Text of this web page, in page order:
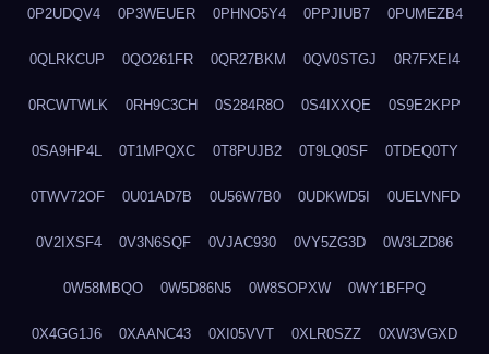
0P2UDQV4 0P3WEUER 0PHNO5Y4 0PPJIUB7 0PUMEZB4
0QLRKCUP 0QO261FR 0QR27BKM 0QV0STGJ 0R7FXEI4
0RCWTWLK 0RH9C3CH 0S284R8O 0S4IXXQE 0S9E2KPP
0SA9HP4L 0T1MPQXC 0T8PUJB2 0T9LQ0SF 0TDEQ0TY
0TWV72OF 0U01AD7B 0U56W7B0 0UDKWD5I 0UELVNFD
0V2IXSF4 0V3N6SQF 0VJAC930 0VY5ZG3D 0W3LZD86
0W58MBQO 0W5D86N5 0W8SOPXW 0WY1BFPQ
0X4GG1J6 0XAANC43 0XI05VVT 0XLR0SZZ 0XW3VGXD